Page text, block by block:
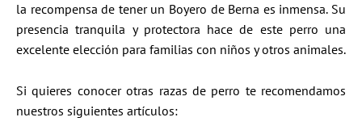
la recompensa de tener un Boyero de Berna es inmensa. Su
presencia tranquila y protectora hace de este perro una
excelente elección para familias con niños y otros animales.
Si quieres conocer otras razas de perro te recomendamos
nuestros siguientes artículos: